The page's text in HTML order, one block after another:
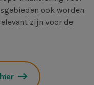
ook worden
zijn voor de